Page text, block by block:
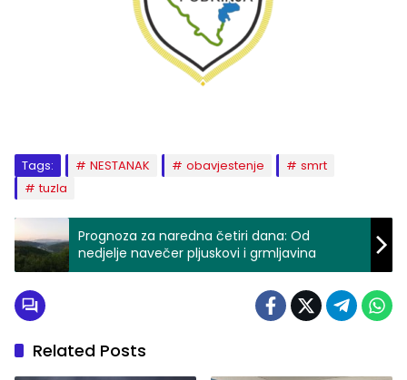
Tags: NESTANAK obavjestenje
smrt
tuzla
Prognoza za naredna četiri dana: Od
nedjelje navečer pljuskovi i grmljavina
Related Posts